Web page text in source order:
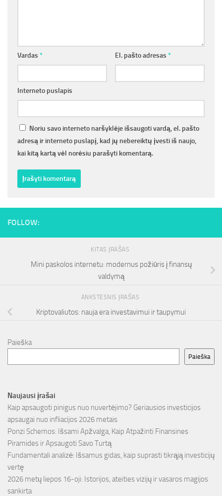
Vardas * El. pašto adresas *
Interneto puslapis
Noriu savo interneto naršyklėje išsaugoti vardą, el. pašto
adresą ir interneto puslapį, kad jų nebereiktų įvesti iš naujo,
kai kitą kartą vėl norėsiu parašyti komentarą.
FOLLOW:
KITAS ĮRAŠAS
Mini paskolos internetu: modernus požiūris į finansų
valdymą
ANKSTESNIS ĮRAŠAS
Kriptovaliutos: nauja era investavimui ir taupymui
Paieška
Paieška
Naujausi įrašai
Kaip apsaugoti pinigus nuo nuvertėjimo? Geriausios investicijos
apsaugai nuo infliacijos 2026 metais
Ponzi Schemos: Išsami Apžvalga, Kaip Atpažinti Finansines
Piramides ir Apsaugoti Savo Turtą
Fundamentali analizė: Išsamus gidas, kaip suprasti tikrąją investicijų
vertę
2026 metų liepos 16-oji: Istorijos, ateities vizijų ir vasaros magijos
sankirta